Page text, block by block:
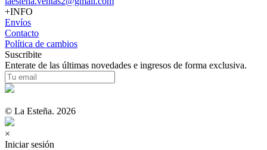
+INFO
Envíos
Contacto
Política de cambios
Suscribite
Enterate de las últimas novedades e ingresos de forma exclusiva.
© La Esteña. 2026
×
Iniciar sesión